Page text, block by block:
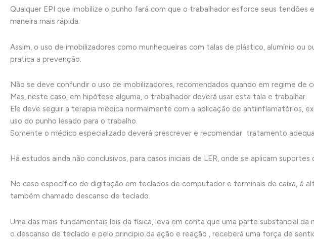
Qualquer EPI que imobilize o punho fará com que o trabalhador esforce seus tendões
maneira mais rápida.
Assim, o uso de imobilizadores como munhequeiras com talas de plástico, alumínio ou
pratica a prevenção.
Não se deve confundir o uso de imobilizadores, recomendados quando em regime de
Mas, neste caso, em hipótese alguma, o trabalhador deverá usar esta tala e trabalhar.
Ele deve seguir a terapia médica normalmente com a aplicação de
uso do punho lesado para o trabalho.
Somente o médico especializado deverá prescrever e recomendar tratamento
Há estudos ainda não conclusivos, para casos iniciais de LER, onde se aplicam
No caso específico de digitação em teclados de computador e terminais de caixa, é
também chamado descanso de teclado.
Uma das mais fundamentais leis da física, leva em conta que uma parte substancial
o descanso de teclado e pelo principio da ação e reação , receberá uma força de